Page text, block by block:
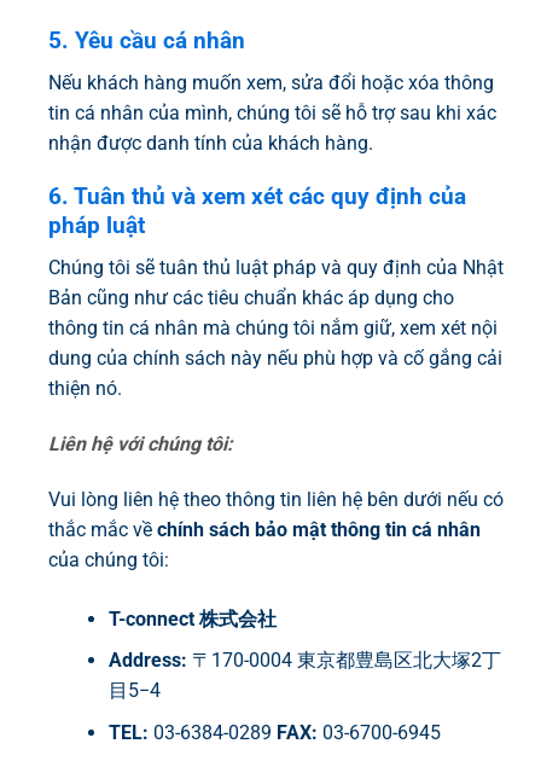
5. Yêu cầu cá nhân
Nếu khách hàng muốn xem, sửa đổi hoặc xóa thông
tin cá nhân của mình, chúng tôi sẽ hỗ trợ sau khi xác
nhận được danh tính của khách hàng.
6. Tuân thủ và xem xét các quy định của
pháp luật
Chúng tôi sẽ tuân thủ luật pháp và quy định của Nhật
Bản cũng như các tiêu chuẩn khác áp dụng cho
thông tin cá nhân mà chúng tôi nắm giữ, xem xét nội
dung của chính sách này nếu phù hợp và cố gắng cải
thiện nó.
Liên hệ với chúng tôi:
Vui lòng liên hệ theo thông tin liên hệ bên dưới nếu có
thắc mắc về chính sách bảo mật thông tin cá nhân
của chúng tôi:
T-connect 株式会社
Address: 〒170-0004 東京都豊島区北大塚2丁
目5−4
TEL: 03-6384-0289 FAX: 03-6700-6945